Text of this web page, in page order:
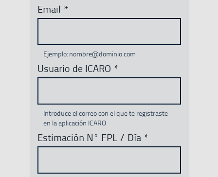
Email *
Ejemplo: nombre@dominio.com
Usuario de ICARO *
Introduce el correo con el que te registraste
en la aplicación ICARO
Estimación Nº FPL / Día *